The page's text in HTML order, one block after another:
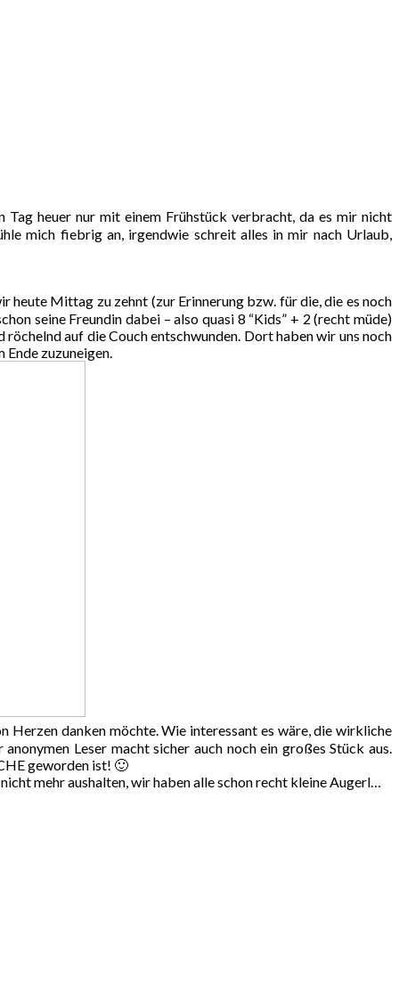
heuer nur mit einem Frühstück verbracht, da es mir nicht
mich fiebrig an, irgendwie schreit alles in mir nach Urlaub,
heute Mittag zu zehnt (zur Erinnerung bzw. für die, die es noch
seine Freundin dabei – also quasi 8 “Kids” + 2 (recht müde)
auf die Couch entschwunden. Dort haben wir uns noch
Ende zuzuneigen.
Herzen danken möchte. Wie interessant es wäre, die wirkliche
Leser macht sicher auch noch ein großes Stück aus.
geworden ist! 🙂
mehr aushalten, wir haben alle schon recht kleine Augerl…